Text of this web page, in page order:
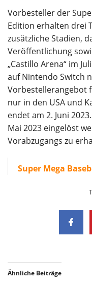
Vorbesteller der
Edition erhalten drei
zusätzliche Stadien,
Veröffentlichung
„Castillo Arena“ im
auf Nintendo Switch
Vorbestellerangebot
nur in den USA und
endet am 2. Juni
Mai 2023 eingelöst
Vorabzugangs zu
Super Mega
Ähnliche Beiträge